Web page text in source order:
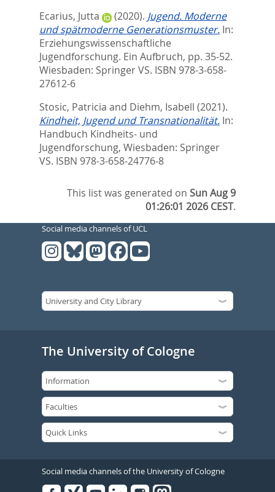
Ecarius, Jutta
(2020). Jugend. Moderne
und spätmoderne Generationsmuster. In:
Erziehungswissenschaftliche
Jugendforschung. Ein Aufbruch, pp. 35-52.
Wiesbaden: Springer VS. ISBN 978-3-658-
27612-6
Stosic, Patricia and Diehm, Isabell (2021).
Kindheit, Jugend und Transnationalität. In:
Handbuch Kindheits- und
Jugendforschung, Wiesbaden: Springer
VS. ISBN 978-3-658-24776-8
This list was generated onSun Aug 9
01:26:01 2026 CEST.
Social media channels of UCL
The University of Cologne
Social media channels of the University of Cologne